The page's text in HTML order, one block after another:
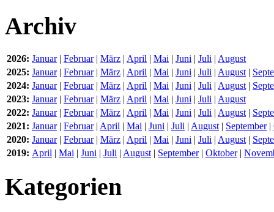
Archiv
2026: Januar| Februar| März | April | Mai | Juni | Juli | August
2025: Januar| Februar| März | April | Mai | Juni | Juli | August|
2024: Januar| Februar| März | April | Mai | Juni | Juli | August|
2023: Januar| Februar| März | April | Mai | Juni | Juli | August
2022: Januar| Februar| März | April | Mai | Juni | Juli | August|
2021: Januar| Februar| April | Mai | Juni | Juli | August| September|
2020: Januar| Februar| März | April | Mai | Juni | Juli | August|
2019: April | Mai | Juni | Juli | August| September| Oktober|
Kategorien